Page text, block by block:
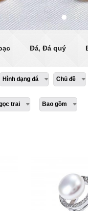
Đá, Đá quý
Hình dạng đá Chủ đề
trai Bao gồm